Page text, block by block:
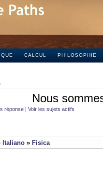
CALCUL PHILOSOPHIE
Nous
réponse | Voir les sujets actifs
Italiano » Fisica